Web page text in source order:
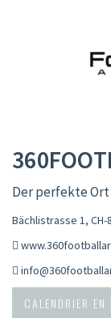
Der perfekte
Bächlistrasse 1,
CALENDRIER EN